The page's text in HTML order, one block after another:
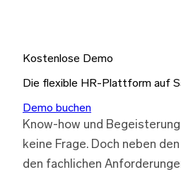
Kostenlose Demo
Die flexible HR-Plattform auf
Demo buchen
Know-how und
keine Frage. Doch neben
den fachlichen